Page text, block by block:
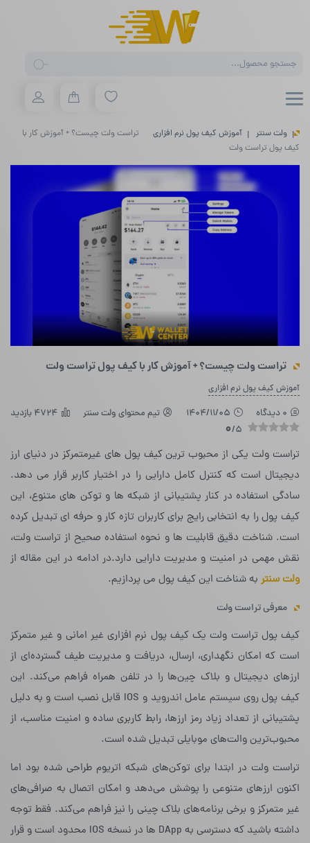
search
ولت سنتر آموزش کیف پول نرم افزاری
تراست ولت چیست؟ + آموزش کار با
کیف پول تراست ولت
تراست ولت چیست؟ + آموزش کار با کیف پول تراست ولت
آموزش کیف پول نرم افزاری
0 دیدگاه 1404/11/05 تیم محتوای ولت سنتر 4724 بازدید
0/5
تراست ولت یکی از محبوب ترین کیف پول های غیرمتمرکز در دنیای ارز
دیجیتال است که کنترل کامل دارایی را در اختیار کاربر قرار می دهد.
سادگی استفاده در کنار پشتیبانی از شبکه ها و توکن های متنوع، این
کیف پول را به انتخابی رایج برای کاربران تازه کار و حرفه ای تبدیل کرده
است. شناخت دقیق قابلیت ها و نحوه استفاده صحیح از تراست ولت،
نقش مهمی در امنیت و مدیریت دارایی دارد.در ادامه در این مقاله از
ولت سنتر به شناخت این کیف پول می پردازیم.
معرفی تراست ولت
کیف پول تراست ولت یک کیف پول نرم افزاری غیر امانی و غیر متمرکز
است که امکان نگهداری، ارسال، دریافت و مدیریت طیف گسترده‌ای از
ارزهای دیجیتال و بلاک چین‌ها را در تلفن همراه فراهم می‌کند. این
کیف پول روی سیستم عامل اندروید و IOS قابل نصب است و به دلیل
پشتیبانی از تعداد زیاد رمز ارزها، رابط کاربری ساده و امنیت مناسب، از
محبوب‌ترین والت‌های موبایلی تبدیل شده است.
تراست ولت در ابتدا برای توکن‌های شبکه اتریوم طراحی شده بود اما
اکنون ارزهای متنوعی را پوشش می‌دهد و امکان اتصال به صرافی‌های
غیر متمرکز و برخی برنامه‌های بلاک چینی را نیز فراهم می‌کند. فقط توجه
داشته باشید که دسترسی به DApp ها در نسخه IOS محدود است و قرار